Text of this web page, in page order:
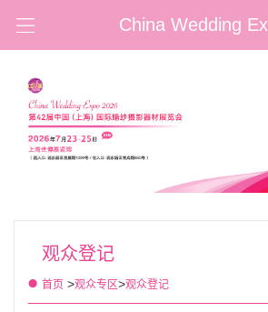
China Wedding
观众登记
首页 >观众专区>观众登记